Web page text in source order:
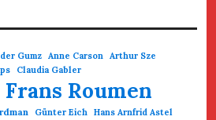
Gumz Anne Carson Arthur Sze
Claudia Gabler
Frans Roumen
Günter Eich Hans Arnfrid Astel